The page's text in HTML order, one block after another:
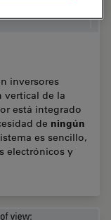
inversores
vertical de la
está integrado
de ningún
es sencillo,
electrónicos y